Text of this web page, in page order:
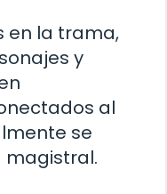
en la trama,
y
al
se
magistral.